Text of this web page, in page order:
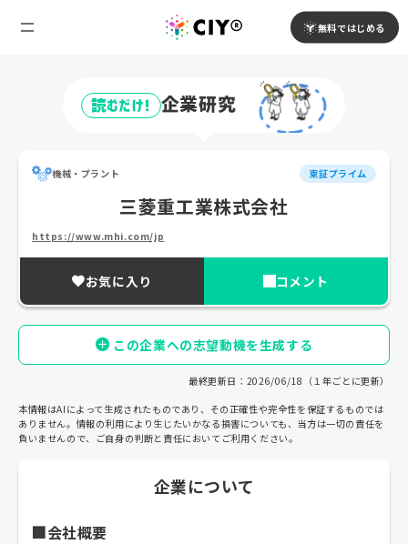
無料ではじめる
読むだけ! 企業研究
機械・プラント 東証プライム
三菱重工業株式会社
https://www.mhi.com/jp
お気に入り コメント
この企業への志望動機を生成する
最終更新日：2026/06/18（１年ごとに更新）
本情報はAIによって生成されたものであり、その正確性や完全性を保証するものでは
ありません。情報の利用により生じたいかなる損害についても、当方は一切の責任を
負いませんので、ご自身の判断と責任においてご利用ください。
企業について
🏢会社概要